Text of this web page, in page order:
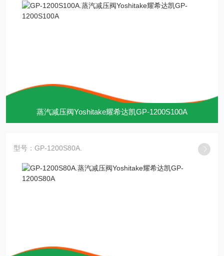
蒸汽减压阀Yoshitake耀希达凯GP-1200S100A
型号：GP-1200S80A.